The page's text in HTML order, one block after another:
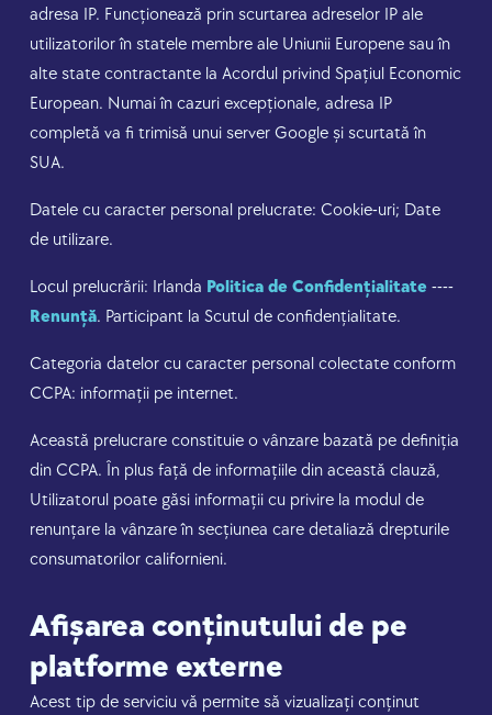
adresa IP. Funcționează prin scurtarea adreselor IP ale
utilizatorilor în statele membre ale Uniunii Europene sau în
alte state contractante la Acordul privind Spațiul Economic
European. Numai în cazuri excepționale, adresa IP
completă va fi trimisă unui server Google și scurtată în
SUA.
Datele cu caracter personal prelucrate: Cookie-uri; Date
de utilizare.
Locul prelucrării: Irlanda Politica de Confidențialitate ----
Renunță. Participant la Scutul de confidențialitate.
Categoria datelor cu caracter personal colectate conform
CCPA: informații pe internet.
Această prelucrare constituie o vânzare bazată pe definiția
din CCPA. În plus față de informațiile din această clauză,
Utilizatorul poate găsi informații cu privire la modul de
renunțare la vânzare în secțiunea care detaliază drepturile
consumatorilor californieni.
Afișarea conținutului de pe
platforme externe
Acest tip de serviciu vă permite să vizualizați conținut